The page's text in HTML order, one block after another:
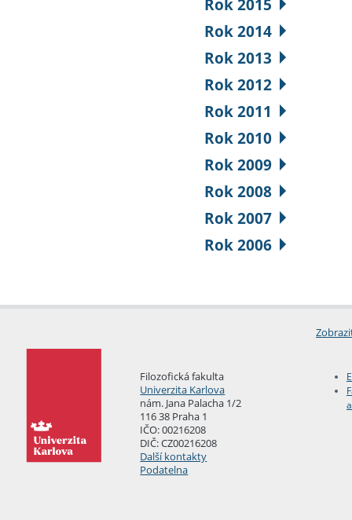
Rok 2015
Rok 2014
Rok 2013
Rok 2012
Rok 2011
Rok 2010
Rok 2009
Rok 2008
Rok 2007
Rok 2006
Filozofická fakulta
Univerzita Karlova
nám. Jana Palacha 1/2
116 38 Praha 1
IČO: 00216208
DIČ: CZ00216208
Další kontakty
Podatelna